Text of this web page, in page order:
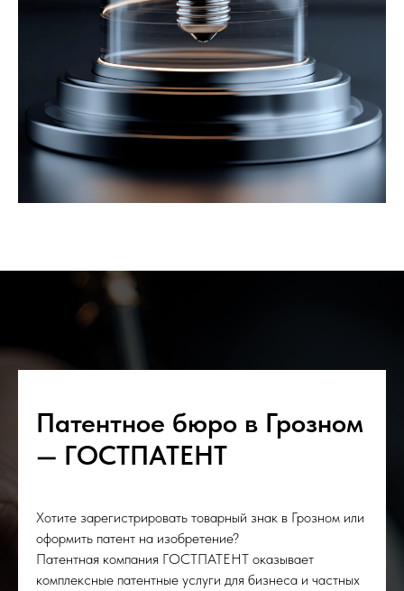
Патентное бюро в Грозном
— ГОСТПАТЕНТ
Хотите зарегистрировать товарный знак в Грозном или
оформить патент на изобретение?
Патентная компания ГОСТПАТЕНТ оказывает
комплексные патентные услуги для бизнеса и частных